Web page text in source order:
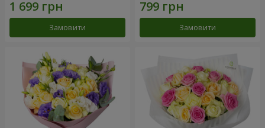
Замовити Замовити